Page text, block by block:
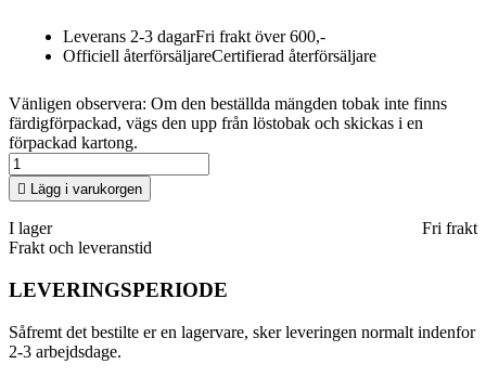
Leverans 2-3 dagarFri frakt över 600,-
Officiell återförsäljareCertifierad återförsäljare
Vänligen observera: Om den beställda mängden tobak inte finns
färdigförpackad, vägs den upp från löstobak och skickas i en
förpackad kartong.
 Lägg i varukorgen
I lager
Fri frakt
Frakt och leveranstid
LEVERINGSPERIODE
Såfremt det bestilte er en lagervare, sker leveringen normalt indenfor
2-3 arbejdsdage.